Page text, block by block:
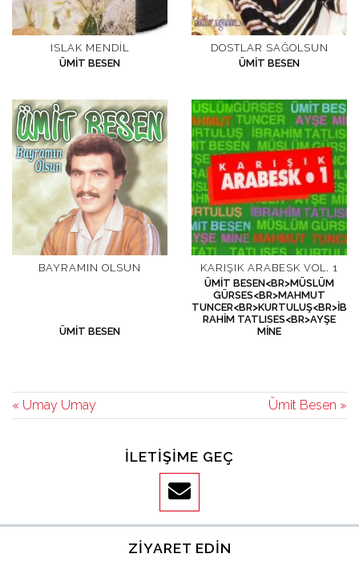
ISLAK MENDIL
ÜMIT BESEN
DOSTLAR SAĞOLSUN
ÜMIT BESEN
BAYRAMIN OLSUN
ÜMIT BESEN
KARIŞIK ARABESK VOL. 1
ÜMIT BESEN<BR>MÜSLÜM
GÜRSES<BR>MAHMUT
TUNCER<BR>KURTULUŞ<BR>İB
RAHIM TATLISES<BR>AYŞE
MINE
« Umay Umay Ümit Besen »
İLETIŞIME GEÇ
ZIYARET EDIN